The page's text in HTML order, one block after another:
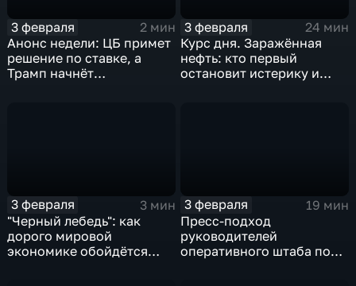
3 февраля
2 мин
Анонс недели: ЦБ примет
решение по ставке, а
Трамп начнёт
3 февраля
24 мин
Курс дня. Заражённая
нефть: кто первый
остановит истерику и
3 февраля
3 мин
"Черный лебедь": как
дорого мировой
экономике обойдётся
3 февраля
19 мин
Пресс-подход
руководителей
оперативного штаба по